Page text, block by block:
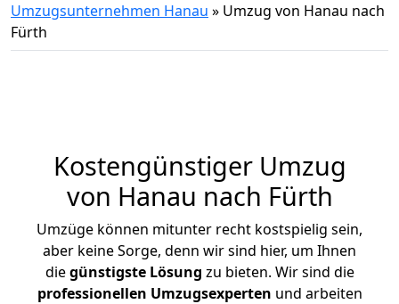
Umzugsunternehmen Hanau » Umzug von Hanau nach
Fürth
Kostengünstiger Umzug
von Hanau nach Fürth
Umzüge können mitunter recht kostspielig sein,
aber keine Sorge, denn wir sind hier, um Ihnen
diegünstigste Lösung zu bieten. Wir sind die
professionellen Umzugsexperten und arbeiten